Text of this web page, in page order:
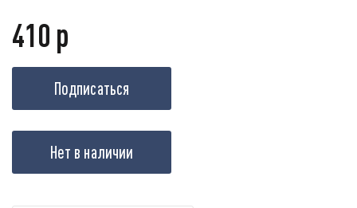
410 р
Подписаться
Нет в наличии